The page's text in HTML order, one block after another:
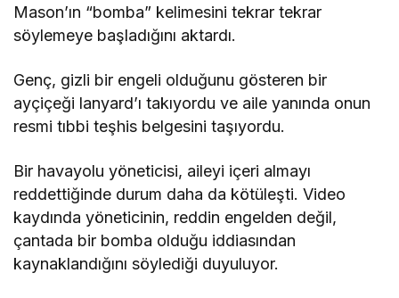
Mason’ın “bomba” kelimesini tekrar tekrar
söylemeye başladığını aktardı.
Genç, gizli bir engeli olduğunu gösteren bir
ayçiçeği lanyard’ı takıyordu ve aile yanında onun
resmi tıbbi teşhis belgesini taşıyordu.
Bir havayolu yöneticisi, aileyi içeri almayı
reddettiğinde durum daha da kötüleşti. Video
kaydında yöneticinin, reddin engelden değil,
çantada bir bomba olduğu iddiasından
kaynaklandığını söylediği duyuluyor.